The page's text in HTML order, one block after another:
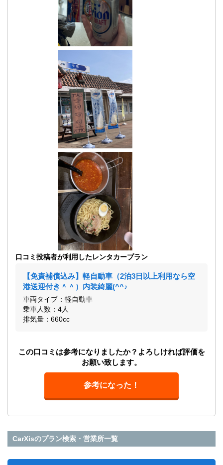
口コミ投稿者が利用したレンタカープラン
【免責補償込み】軽自動車（2泊3日以上利用なら空
港送迎付き＾＾）内装綺麗(^^♪
車両タイプ：軽自動車
乗車人数：4人
排気量：660cc
この口コミは参考になりましたか？よろしければ評価を
お願い致します。
参考になった！
CarXisのプラン検索・営業所一覧